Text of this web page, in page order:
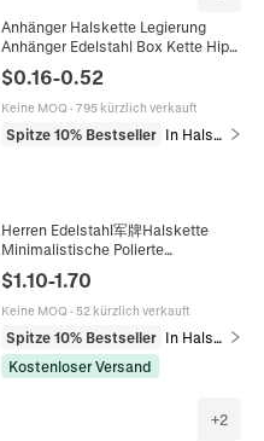
Anhänger Halskette Legierung
Anhänger Edelstahl Box Kette Hip
Hop Gothic Punk Vintage Mode
Schmuck Für Herren Damen
$0.16-0.52
Keine MOQ · 795 kürzlich verkauft
Spitze 10% Bestseller In Halsketten
Herren Edelstahl军牌Halskette
Minimalistische Polierte
Mit Boxkette Schwarz Gold Silber
$1.10-1.70
Keine MOQ · 52 kürzlich verkauft
Spitze 10% Bestseller
Kostenloser Versand
+2